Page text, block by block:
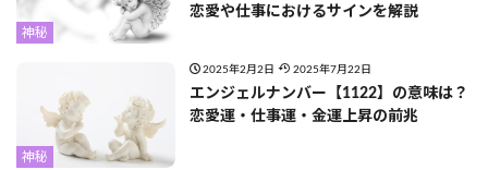
神秘
恋愛や仕事におけるサインを解説
神秘
2025年2月2日 2025年7月22日
エンジェルナンバー【1122】の意味は？
恋愛運・仕事運・金運上昇の前兆